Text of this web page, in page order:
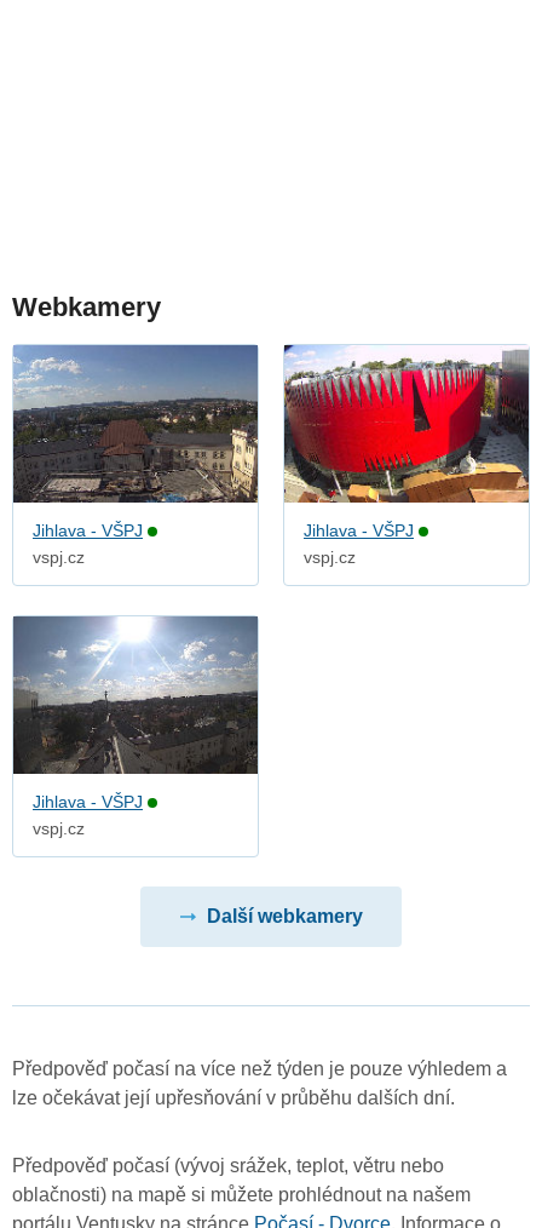
Webkamery
Jihlava - VŠPJ
vspj.cz
Jihlava - VŠPJ
vspj.cz
Jihlava - VŠPJ
vspj.cz
Další webkamery
Předpověď počasí na více než týden je pouze výhledem a
lze očekávat její upřesňování v průběhu dalších dní.
Předpověď počasí (vývoj srážek, teplot, větru nebo
oblačnosti) na mapě si můžete prohlédnout na našem
portálu Ventusky na stránce Počasí - Dvorce. Informace o